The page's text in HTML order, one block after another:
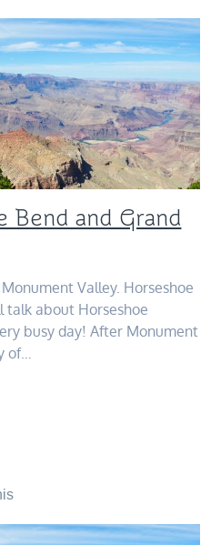
Bend and Grand
Valley. Horseshoe
talk about Horseshoe
busy day! After Monument
of…